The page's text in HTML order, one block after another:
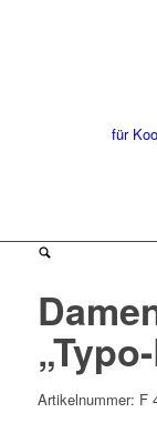
für
Artikelnummer: F